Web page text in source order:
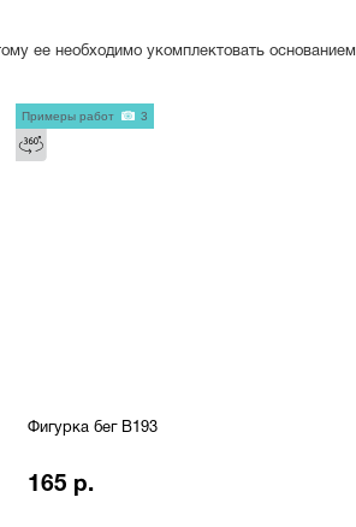
ее необходимо укомплектовать основанием
Фигурка бег B193
165 р.
Примеры работ 3